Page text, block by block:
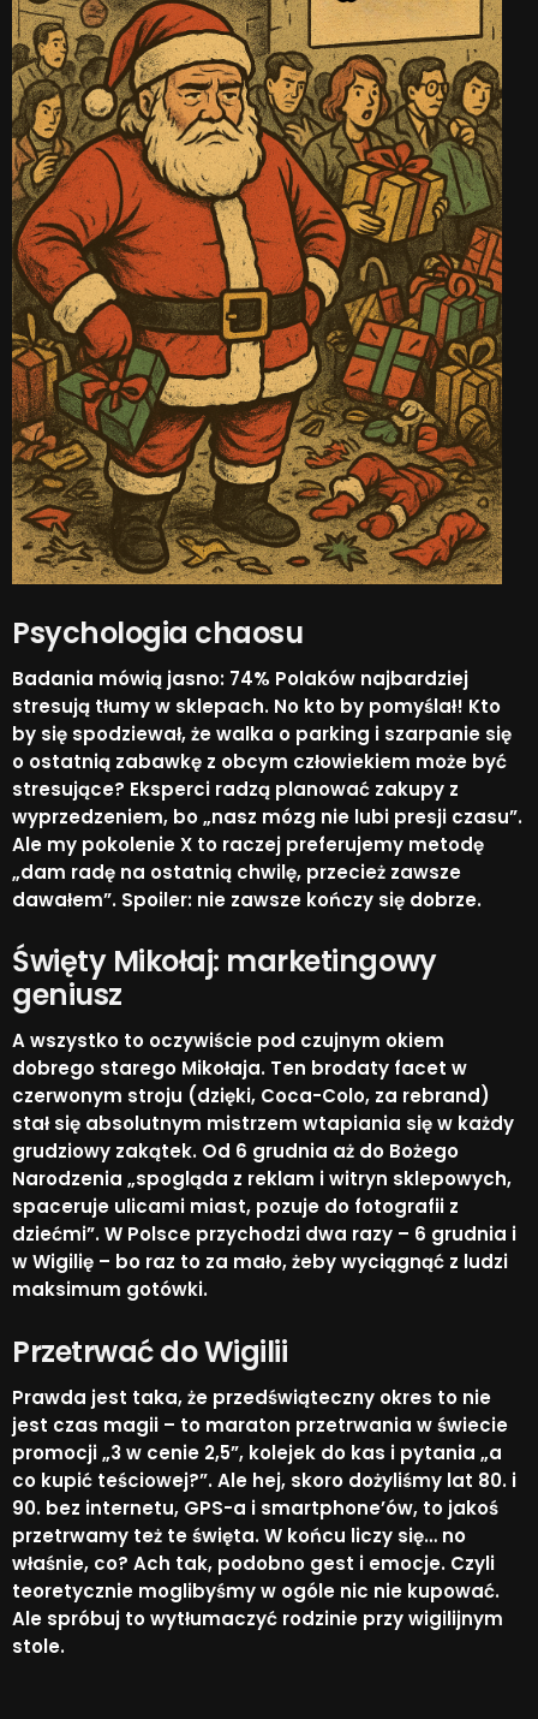
Psychologia chaosu
Badania mówią jasno: 74% Polaków najbardziej
stresują tłumy w sklepach. No kto by pomyślał! Kto
by się spodziewał, że walka o parking i szarpanie się
o ostatnią zabawkę z obcym człowiekiem może być
stresujące? Eksperci radzą planować zakupy z
wyprzedzeniem, bo „nasz mózg nie lubi presji czasu”.
Ale my pokolenie X to raczej preferujemy metodę
„dam radę na ostatnią chwilę, przecież zawsze
dawałem”. Spoiler: nie zawsze kończy się dobrze.​
Święty Mikołaj: marketingowy
geniusz
A wszystko to oczywiście pod czujnym okiem
dobrego starego Mikołaja. Ten brodaty facet w
czerwonym stroju (dzięki, Coca-Colo, za rebrand)
stał się absolutnym mistrzem wtapiania się w każdy
grudziowy zakątek. Od 6 grudnia aż do Bożego
Narodzenia „spogląda z reklam i witryn sklepowych,
spaceruje ulicami miast, pozuje do fotografii z
dziećmi”. W Polsce przychodzi dwa razy – 6 grudnia i
w Wigilię – bo raz to za mało, żeby wyciągnąć z ludzi
maksimum gotówki.​
Przetrwać do Wigilii
Prawda jest taka, że przedświąteczny okres to nie
jest czas magii – to maraton przetrwania w świecie
promocji „3 w cenie 2,5”, kolejek do kas i pytania „a
co kupić teściowej?”. Ale hej, skoro dożyliśmy lat 80. i
90. bez internetu, GPS-a i smartphone’ów, to jakoś
przetrwamy też te święta. W końcu liczy się… no
właśnie, co? Ach tak, podobno gest i emocje. Czyli
teoretycznie moglibyśmy w ogóle nic nie kupować.
Ale spróbuj to wytłumaczyć rodzinie przy wigilijnym
stole.